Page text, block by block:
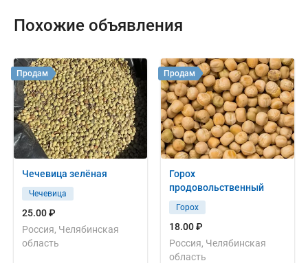
Похожие объявления
Чечевица зелёная
Чечевица
25.00 ₽
Россия, Челябинская
область
Продам
Горох
продовольственный
Горох
18.00 ₽
Россия, Челябинская
область
Продам